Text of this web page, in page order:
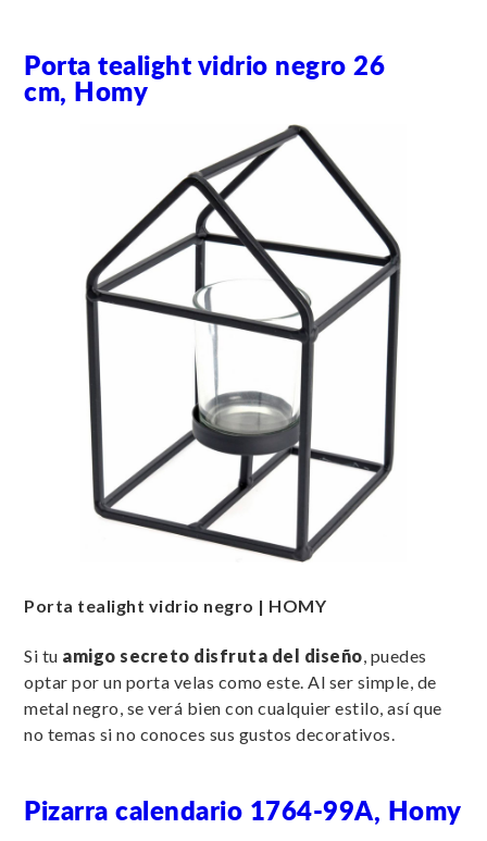
Porta tealight vidrio negro 26
cm, Homy
Porta tealight vidrio negro | HOMY
Si tu amigo secreto disfruta del diseño , puedes
optar por un porta velas como este. Al ser simple, de
metal negro, se verá bien con cualquier estilo, así que
no temas si no conoces sus gustos decorativos.
Pizarra calendario 1764-99A, Homy